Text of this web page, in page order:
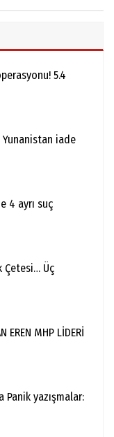
5.4
Yunanistan iade
4 ayrı suç
Çetesi… Üç
EREN MHP LİDERİ
Panik yazışmalar: